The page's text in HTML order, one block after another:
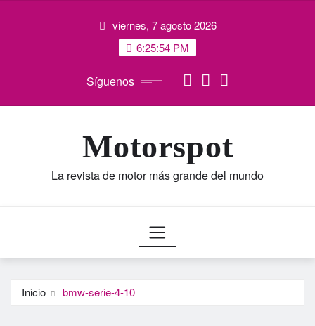
viernes, 7 agosto 2026
6:25:55 PM
Síguenos
Motorspot
La revista de motor más grande del mundo
Inicio bmw-serie-4-10